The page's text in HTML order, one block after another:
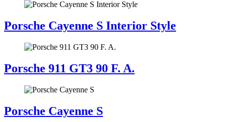
Porsche Cayenne S Interior Style
Porsche 911 GT3 90 F. A.
Porsche Cayenne S